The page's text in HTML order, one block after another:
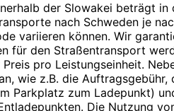
der Slowakei beträgt in
nach Schweden je
variieren können. Wir
für den Straßentransport
pro Leistungseinheit.
wie z.B. die
Parkplatz zum Ladepunkt)
Die Nutzung